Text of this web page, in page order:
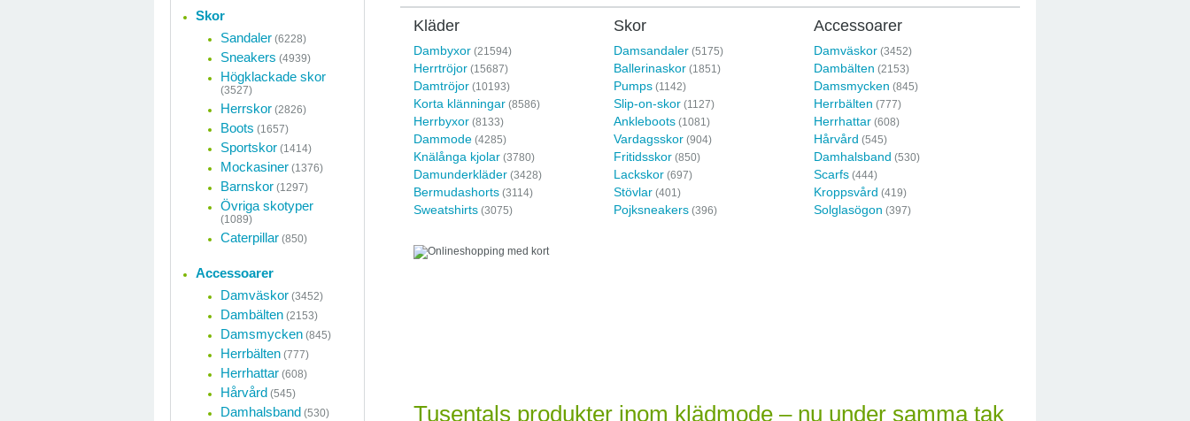
Kläder
Dambyxor (21594)
Herrtröjor (15687)
Damtröjor (10193)
Korta klänningar (8586)
Herrbyxor (8133)
Dammode (4285)
Knälånga kjolar (3780)
Damunderkläder (3428)
Bermudashorts (3114)
Sweatshirts (3075)
Skor
Damsandaler (5175)
Ballerinaskor (1851)
Pumps (1142)
Slip-on-skor (1127)
Ankleboots (1081)
Vardagsskor (904)
Fritidsskor (850)
Lackskor (697)
Stövlar (401)
Pojksneakers (396)
Accessoarer
Damväskor (3452)
Dambälten (2153)
Damsmycken (845)
Herrbälten (777)
Herrhattar (608)
Hårvård (545)
Damhalsband (530)
Scarfs (444)
Kroppsvård (419)
Solglasögon (397)
Tusentals produkter inom klädmode – nu under samma tak
Skor
Sandaler (6228)
Sneakers (4939)
Högklackade skor
(3527)
Herrskor (2826)
Boots (1657)
Sportskor (1414)
Mockasiner (1376)
Barnskor (1297)
Övriga skotyper
(1089)
Caterpillar (850)
Accessoarer
Damväskor (3452)
Dambälten (2153)
Damsmycken (845)
Herrbälten (777)
Herrhattar (608)
Hårvård (545)
Damhalsband (530)